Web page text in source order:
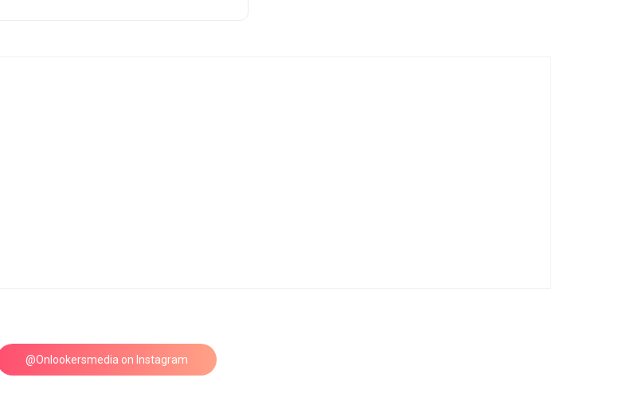
@Onlookersmedia on Instagram
Follow on Instagram